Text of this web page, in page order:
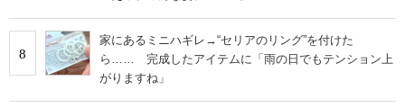
8
家にあるミニハギレ→“セリアのリング”を付けた
ら…… 完成したアイテムに「雨の日でもテンション上
がりますね」